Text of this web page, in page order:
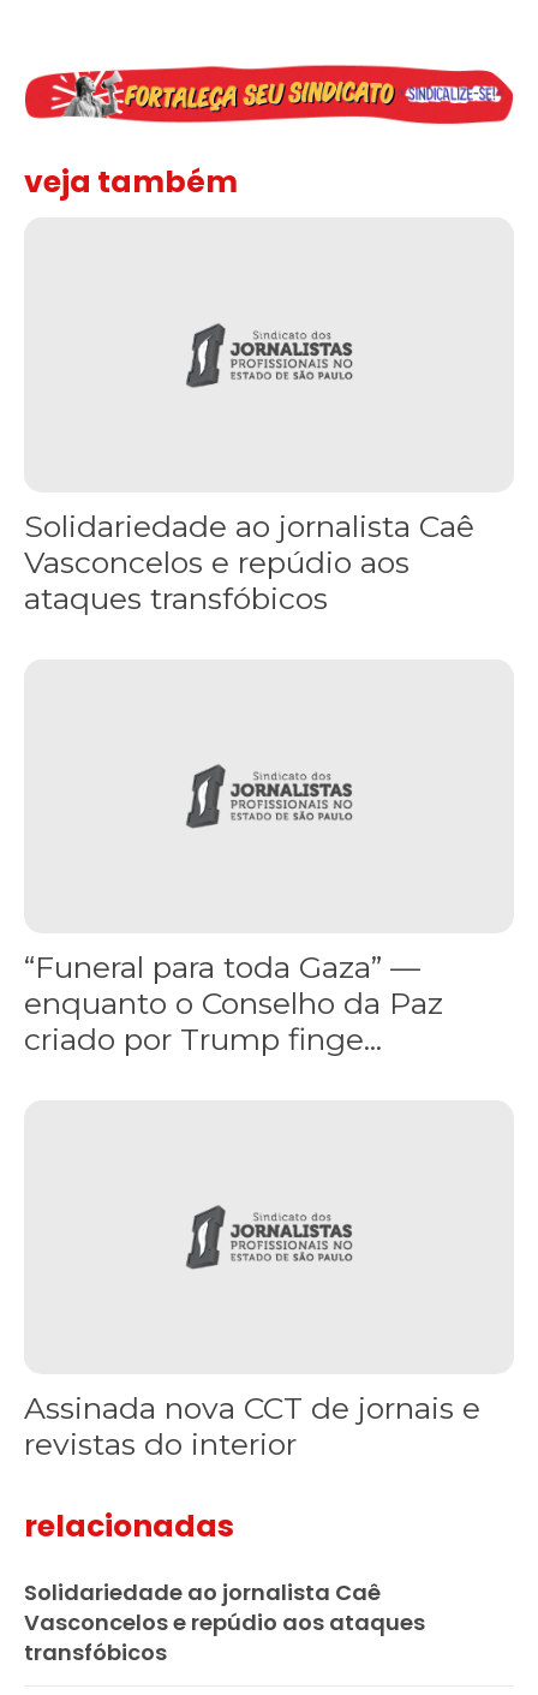
veja também
Solidariedade ao jornalista Caê
Vasconcelos e repúdio aos
ataques transfóbicos
“Funeral para toda Gaza” —
enquanto o Conselho da Paz
criado por Trump finge...
Assinada nova CCT de jornais e
revistas do interior
relacionadas
Solidariedade ao jornalista Caê
Vasconcelos e repúdio aos ataques
transfóbicos